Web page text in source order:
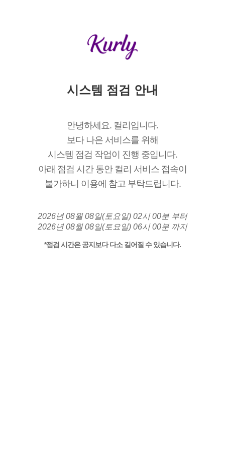
시스템 점검 안내
안녕하세요. 컬리입니다.
보다 나은 서비스를 위해
시스템 점검 작업이 진행 중입니다.
아래 점검 시간 동안 컬리 서비스 접속이
불가하니 이용에 참고 부탁드립니다.
2026년 08월 08일(토요일) 02시 00분 부터
2026년 08월 08일(토요일) 06시 00분 까지
*점검 시간은 공지보다 다소 길어질 수 있습니다.